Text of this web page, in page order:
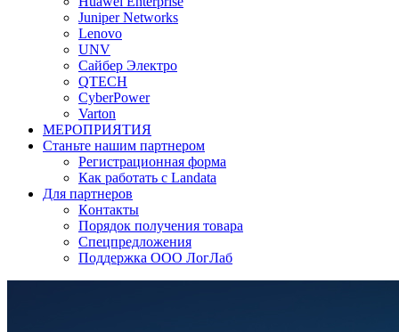
Juniper Networks
Lenovo
UNV
Сайбер Электро
QTECH
CyberPower
Varton
МЕРОПРИЯТИЯ
Станьте нашим партнером
Регистрационная форма
Как работать с Landata
Для партнеров
Кoнтaкты
Порядок получения товара
Спецпредложения
Поддержка ООО ЛогЛаб